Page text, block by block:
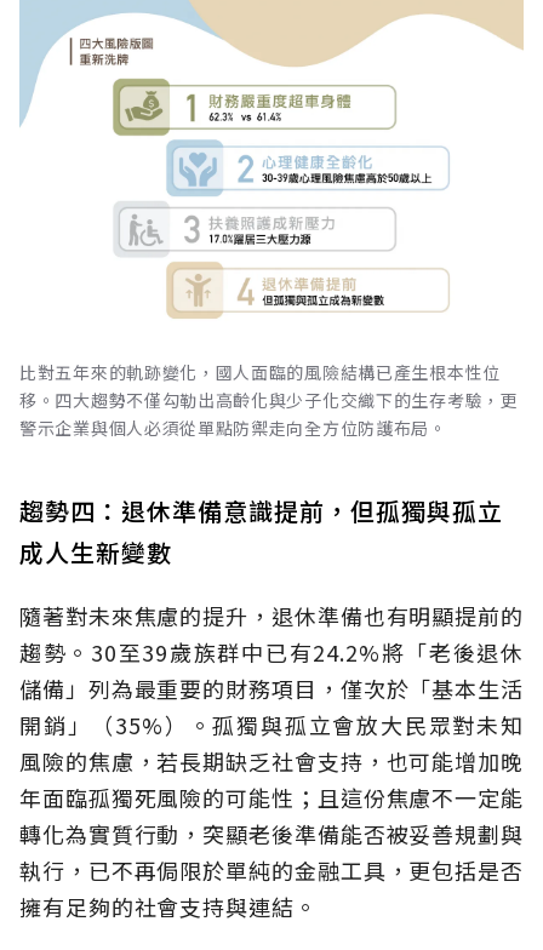
比對五年來的軌跡變化，國人面臨的風險結構已產生根本性位
移。四大趨勢不僅勾勒出高齡化與少子化交織下的生存考驗，更
警示企業與個人必須從單點防禦走向全方位防護布局。
趨勢四：退休準備意識提前，但孤獨與孤立
成人生新變數
隨著對未來焦慮的提升，退休準備也有明顯提前的
趨勢。30至39歲族群中已有24.2%將「老後退休
儲備」列為最重要的財務項目，僅次於「基本生活
開銷」（35%）。孤獨與孤立會放大民眾對未知
風險的焦慮，若長期缺乏社會支持，也可能增加晚
年面臨孤獨死風險的可能性；且這份焦慮不一定能
轉化為實質行動，突顯老後準備能否被妥善規劃與
執行，已不再侷限於單純的金融工具，更包括是否
擁有足夠的社會支持與連結。